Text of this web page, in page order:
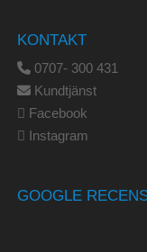
KONTAKT
0707- 300 431
Kundtjänst
Facebook
Instagram
GOOGLE